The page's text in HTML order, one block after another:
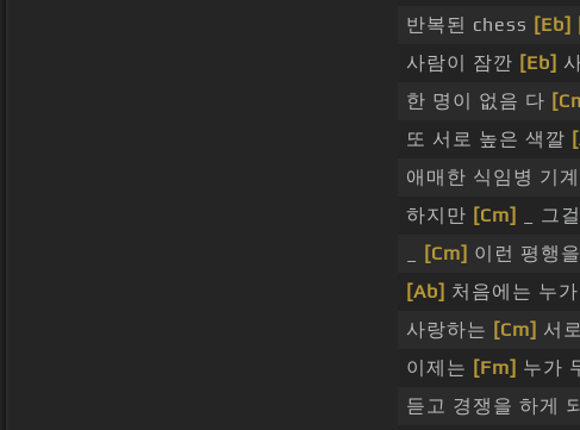
반복된 chess [Eb]
사람이 잠깐 [Eb]
한 명이 없음 다
또 서로 높은 색깔
애매한 식임병 기
하지만 [Cm] _ 그
[Cm] 이런 평행
[Ab] 처음에는 누
사랑하는 [Cm] 서
이제는 [Fm] 누가
듣고 경쟁을 하게